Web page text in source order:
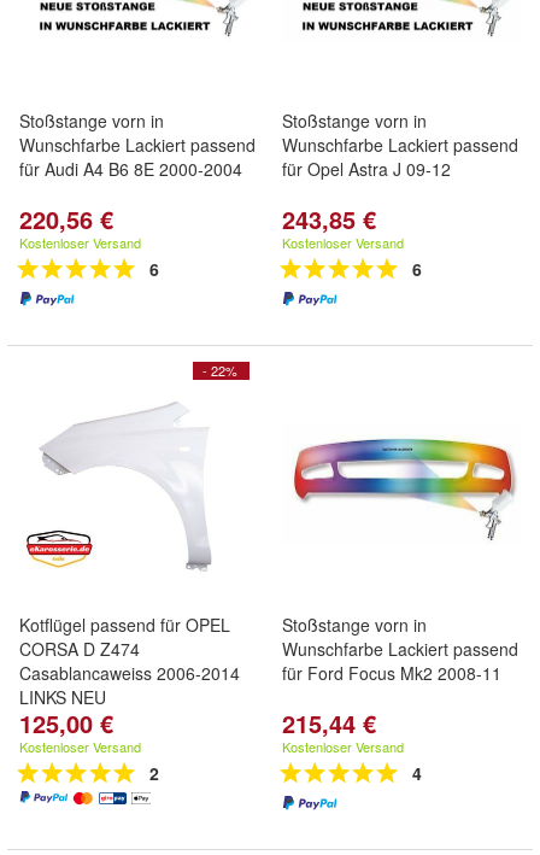
Stoßstange vorn in
Wunschfarbe Lackiert passend
für Audi A4 B6 8E 2000-2004
220,56 €
Kostenloser Versand
6
Stoßstange vorn in
Wunschfarbe Lackiert passend
für Opel Astra J 09-12
243,85 €
Kostenloser Versand
6
- 22%
Kotflügel passend für OPEL
CORSA D Z474
Casablancaweiss 2006-2014
LINKS NEU
125,00 €
Kostenloser Versand
2
Stoßstange vorn in
Wunschfarbe Lackiert passend
für Ford Focus Mk2 2008-11
215,44 €
Kostenloser Versand
4